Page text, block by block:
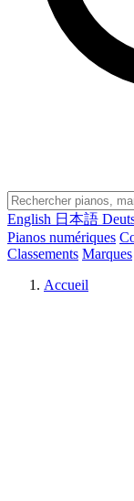
English 日本語
Pianos numériques
Classements Marques
Accueil